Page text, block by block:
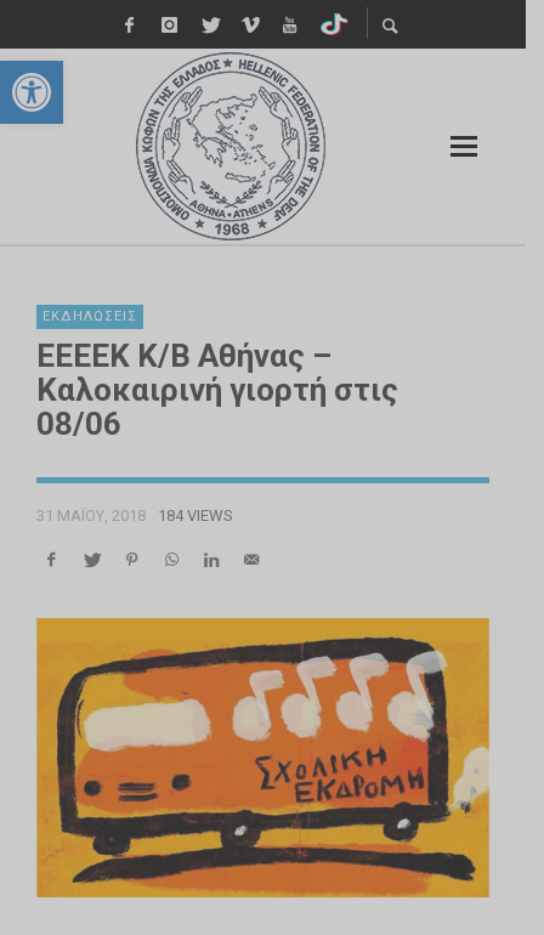
Ανοίξτε τη γραμμή εργαλείων
ΕΚΔΗΛΏΣΕΙΣ
ΕΕΕΕΚ Κ/Β Αθήνας –
Καλοκαιρινή γιορτή στις
08/06
31 ΜΑΪ́ΟΥ, 2018 184 VIEWS